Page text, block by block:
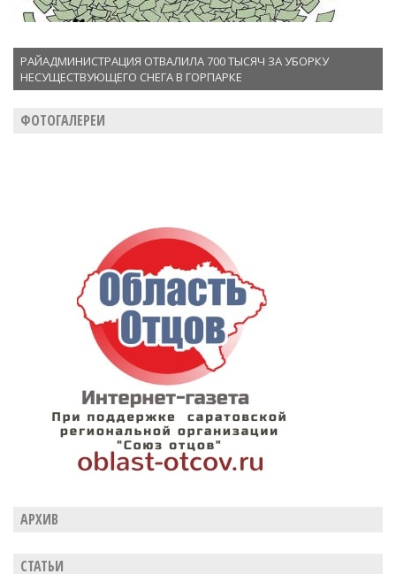
РАЙАДМИНИСТРАЦИЯ ОТВАЛИЛА 700 ТЫСЯЧ ЗА УБОРКУ
НЕСУЩЕСТВУЮЩЕГО СНЕГА В ГОРПАРКЕ
ФОТОГАЛЕРЕИ
АРХИВ
СТАТЬИ